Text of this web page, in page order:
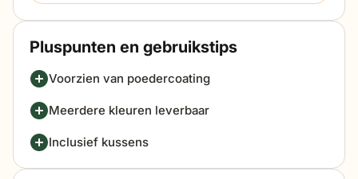
Pluspunten en gebruikstips
Voorzien van poedercoating
Meerdere kleuren leverbaar
Inclusief kussens